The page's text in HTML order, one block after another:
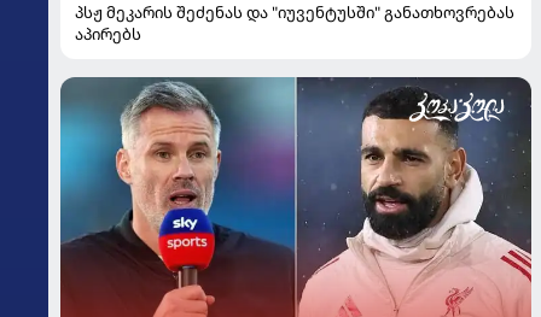
პსჟ მეკარის შეძენას და "იუვენტუსში" განათხოვრებას
აპირებს